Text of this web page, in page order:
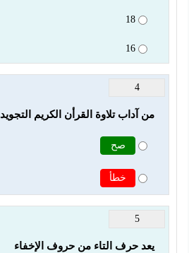
18
16
4
من آداب تلاوة القرأن الكريم التجويد
صح
خطأ
5
يعد حرف التاء من حروف الإخفاء